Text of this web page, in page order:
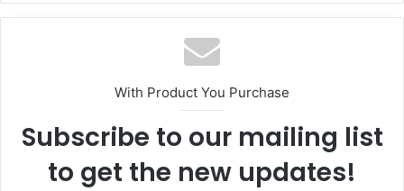
With Product You Purchase
Subscribe to our mailing list
to get the new updates!